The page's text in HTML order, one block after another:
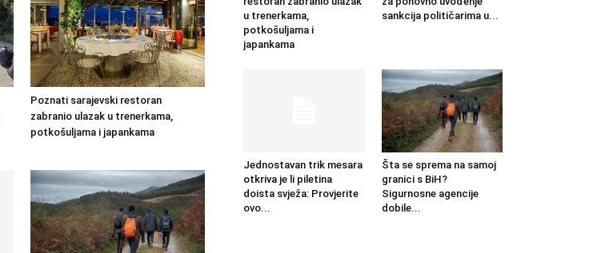
Poznati sarajevski restoran
zabranio ulazak u trenerkama,
potkošuljama i japankama
u trenerkama,
potkošuljama i
japankama
sankcija političarima u...
Jednostavan trik mesara
otkriva je li piletina
doista svježa: Provjerite
ovo...
Šta se sprema na samoj
granici s BiH?
Sigurnosne agencije
dobile...